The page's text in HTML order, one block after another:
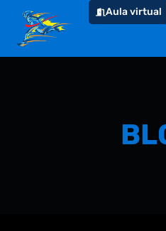
Aula virtual